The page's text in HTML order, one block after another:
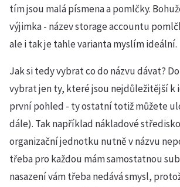
tím jsou malá písmena a pomlčky.
výjimka - název storage accountu
ale i tak je tahle varianta myslím ideální.
Jak si tedy vybrat co do názvu dávat?
vybrat jen ty, které jsou nejdůležitější k
první pohled - ty ostatní totiž můžete
dále). Tak například nákladové
organizační jednotku nutně v názvu
třeba pro každou mám samostatnou
nasazení vám třeba nedává smysl,